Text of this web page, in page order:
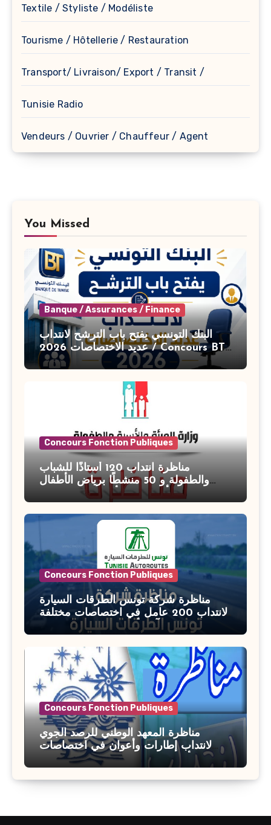
Textile / Styliste / Modéliste
Tourisme / Hôtellerie / Restauration
Transport/ Livraison/ Export / Transit /
Tunisie Radio
Vendeurs / Ouvrier / Chauffeur / Agent
You Missed
Banque / Assurances / Finance
البنك التونسي يفتح باب الترشح لانتداب
عديد الاختصاصات 2026 / Concours BT
Banque de Tunisie 2026
Concours Fonction Publiques
مناظرة انتداب 120 أستاذًا للشباب
والطفولة و 50 منشطًا برياض الأطفال
بوزارة الأسرة والمرأة والطفولة وكبار
السن آخر أجل للتسجيل : 27 جويلية 2026
Concours Fonction Publiques
مناظرة شركة تونس الطرقات السيارة
لانتداب 200 عامل في اختصاصات مختلفة
آخر أجل : 21 جويلية 2026
Concours Fonction Publiques
مناظرة المعهد الوطني للرصد الجوي
لانتداب إطارات وأعوان في اختصاصات
مختلفة : أخر اجل للترشح 27 جويلية 2026